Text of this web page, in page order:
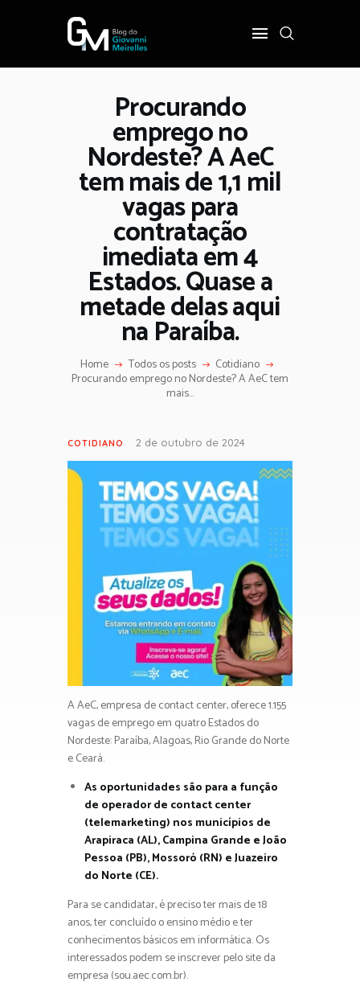
Procurando
emprego no
Nordeste? A AeC
tem mais de 1,1 mil
vagas para
contratação
imediata em 4
Estados. Quase a
metade delas aqui
na Paraíba.
Home Todos os posts Cotidiano
Procurando emprego no Nordeste? A AeC tem
mais...
INÍCIO
POLÍTICA
COTIDIANO
OPINIÃO
SOBRE
COTIDIANO 2 de outubro de 2024
A AeC, empresa de contact center, oferece 1.155
vagas de emprego em quatro Estados do
Nordeste: Paraíba, Alagoas, Rio Grande do Norte
e Ceará.
As oportunidades são para a função
de operador de contact center
(telemarketing) nos municípios de
Arapiraca (AL), Campina Grande e João
Pessoa (PB), Mossoró (RN) e Juazeiro
do Norte (CE).
Para se candidatar, é preciso ter mais de 18
anos, ter concluído o ensino médio e ter
conhecimentos básicos em informática. Os
interessados podem se inscrever pelo site da
empresa (sou.aec.com.br).